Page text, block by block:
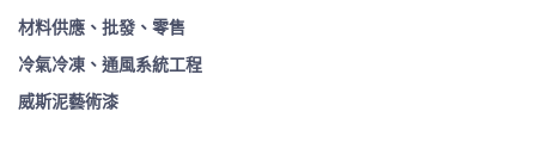
材料供應、批發、零售
冷氣冷凍、通風系統工程
威斯泥藝術漆